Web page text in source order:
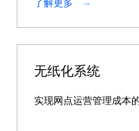
了解更多
无纸化系统
实现网点运营管理成本